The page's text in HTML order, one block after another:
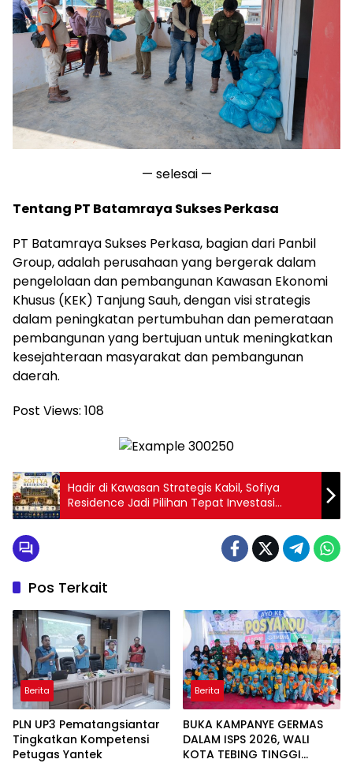
— selesai —
Tentang PT Batamraya Sukses Perkasa
PT Batamraya Sukses Perkasa, bagian dari Panbil
Group, adalah perusahaan yang bergerak dalam
pengelolaan dan pembangunan Kawasan Ekonomi
Khusus (KEK) Tanjung Sauh, dengan visi strategis
dalam peningkatan pertumbuhan dan pemerataan
pembangunan yang bertujuan untuk meningkatkan
kesejahteraan masyarakat dan pembangunan
daerah.
Post Views: 108
Hadir di Kawasan Strategis Kabil, Sofiya
Residence Jadi Pilihan Tepat Investasi
Properti Masa Depan
Pos Terkait
Berita
PLN UP3 Pematangsiantar
Tingkatkan Kompetensi
Petugas Yantek
Berita
BUKA KAMPANYE GERMAS
DALAM ISPS 2026, WALI
KOTA TEBING TINGGI